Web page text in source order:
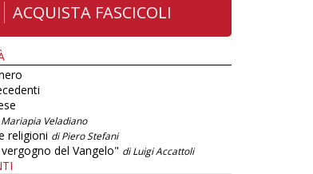
ACQUISTA FASCICOLI
Veladiano
religioni di Piero Stefani
del Vangelo" di Luigi Accattoli